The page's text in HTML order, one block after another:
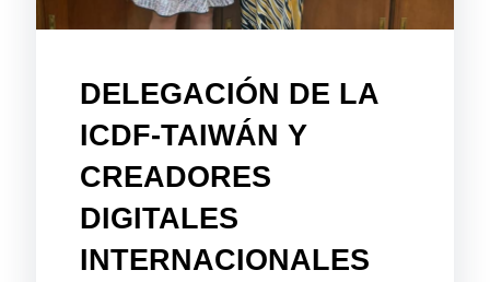
DELEGACIÓN DE LA
ICDF-TAIWÁN Y
CREADORES
DIGITALES
INTERNACIONALES